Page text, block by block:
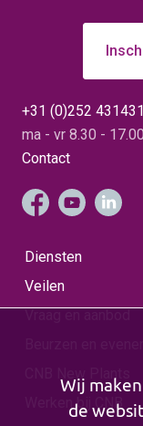
+31 (0)252 431431
ma - vr 8.30 -
Contact
Diensten
Veilen
Beurzen en
Werken bij CNB
Wij
de